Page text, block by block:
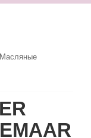
Масляные